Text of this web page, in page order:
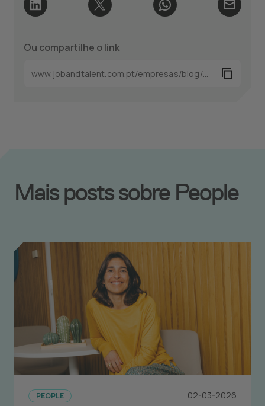
Ou compartilhe o link
Mais posts sobre People
PEOPLE 02-03-2026